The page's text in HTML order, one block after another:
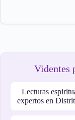
Videntes
Lecturas
expertos en